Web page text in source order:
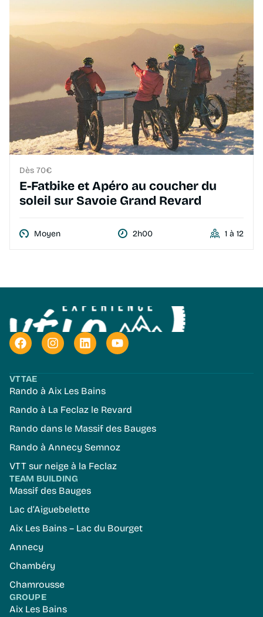
Dès 70€
E-Fatbike et Apéro au coucher du
soleil sur Savoie Grand Revard
Moyen 2h00 1 à 12
VTTAE
Rando à Aix Les Bains
Rando à La Feclaz le Revard
Rando dans le Massif des Bauges
Rando à Annecy Semnoz
VTT sur neige à la Feclaz
TEAM BUILDING
Massif des Bauges
Lac d’Aiguebelette
Aix Les Bains – Lac du Bourget
Annecy
Chambéry
Chamrousse
GROUPE
Aix Les Bains